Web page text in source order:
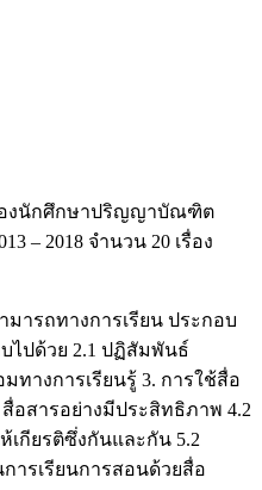
องนักศึกษาปริญญาบัณฑิต
– 2018 จำนวน 20 เรื่อง
ารถทางการเรียน ประกอบ
ไปด้วย 2.1 ปฏิสัมพันธ์
ทางการเรียนรู้ 3. การใช้สื่อ
อสารอย่างมีประสิทธิภาพ 4.2
เกียรติซึ่งกันและกัน 5.2
ารเรียนการสอนด้วยสื่อ